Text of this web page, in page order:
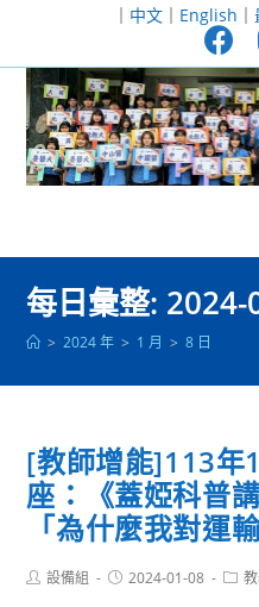
至
｜ 中文｜ English ｜
每日彙整: 2024-
> 2024 年 > 1 月 > 8 日
[教師增能]113年
座：《蓋婭科普
「為什麼我對運
Post設備組
Post2024-01-08
Post